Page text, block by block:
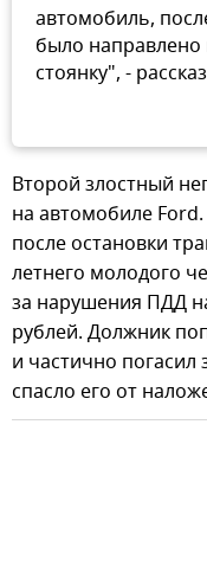
автомобиль,
было
стоянку", -
Второй злостный
на автомобиле
после остановки
летнего молодого
за нарушения ПДД
рублей. Должник
и частично погасил
спасло его от